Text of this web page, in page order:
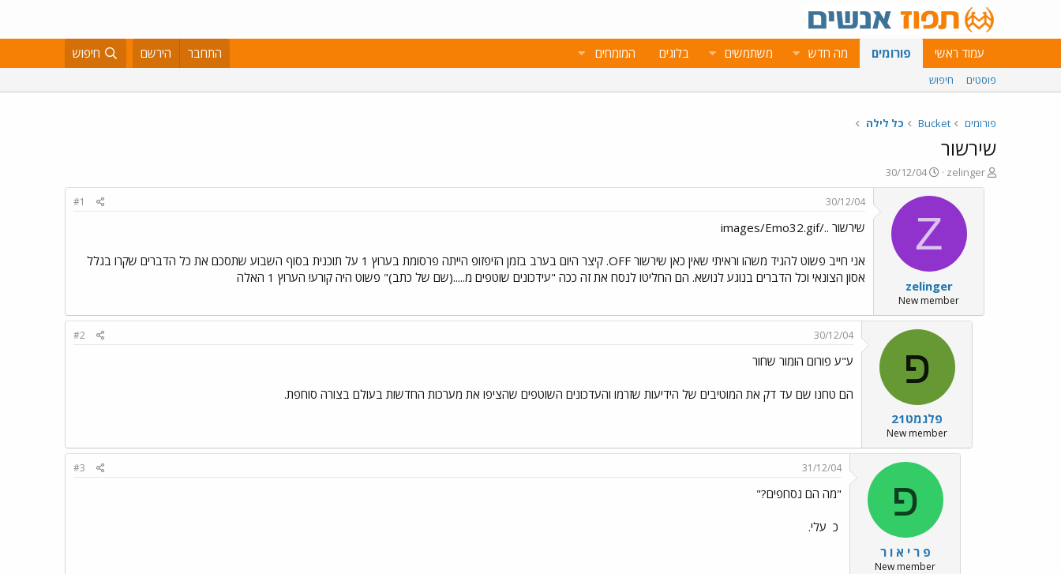
עמוד ראשי פורומים מה חדש משתמשים בלוגים המומחים התחבר הירשם חיפוש
פוסטים חיפוש
פורומים Bucket כל לילה
שירשור
פ
ו
zelinger
פ
ו
ר
ב
א
ר
י
ך
30/12/04
Z
zelinger
New member
30/12/04
#1
שירשור ../images/Emo32.gif
אני חייב פשוט להגיד משהו וראיתי שאין כאן שירשור OFF. קיצר היום בערב בזמן הזיפזופ הייתה פרסומת בערוץ 1 על תוכנית בסוף השבוע שתסכם את כל הדברים שקרו בגלל
אסון הצונאי וכל הדברים בנוגע לנושא. הם החליטו לנסח את זה ככה "עידכונים שוטפים מ.....(שם של כתב)" פשוט היה קורע! הערוץ 1 האלה
פ
פלגמט21
New member
30/12/04
#2
ע"ע פורום הומור שחור
הם טחנו שם עד דק את המוטיבים של הידיעות שזרמו והעדכונים השוטפים שהציפו את מערכות החדשות בעולם בצורה סוחפת.
פ
פ ר י א ו ר
New member
31/12/04
#3
"מה הם נסחפים?"
כ עלי.